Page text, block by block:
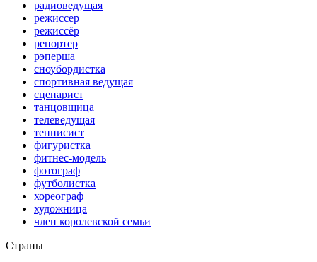
радиоведущая
режиссер
режиссёр
репортер
рэперша
сноубордистка
спортивная ведущая
сценарист
танцовщица
телеведущая
теннисист
фигуристка
фитнес-модель
фотограф
футболистка
хореограф
художница
член королевской семьи
Страны